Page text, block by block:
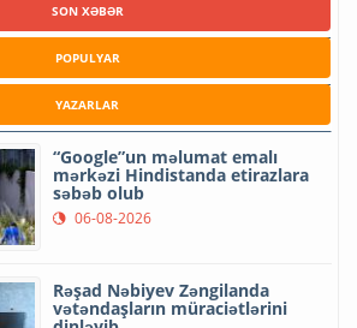
SON XƏBƏR
POPULYAR
YAZARLAR
“Google”un məlumat emalı
mərkəzi Hindistanda etirazlara
səbəb olub
06-08-2026
Rəşad Nəbiyev Zəngilanda
vətəndaşların müraciətlərini